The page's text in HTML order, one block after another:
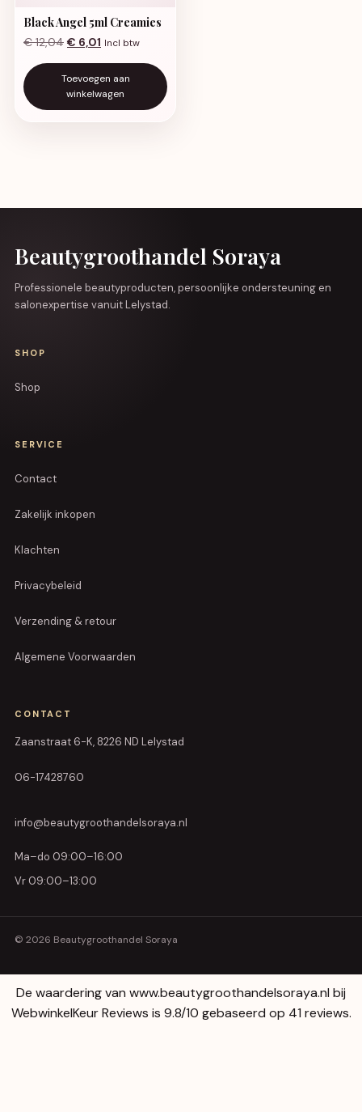
Black Angel 5ml Creamies
€12,04 Oorspronkelijke prijs was: € 12,04.
€ 6,01 Huidige prijs is: € 6,01.
Incl btw
Toevoegen aan
winkelwagen
Beautygroothandel Soraya
Professionele beautyproducten, persoonlijke ondersteuning en
salonexpertise vanuit Lelystad.
SHOP
Shop
SERVICE
Contact
Zakelijk inkopen
Klachten
Privacybeleid
Verzending & retour
Algemene Voorwaarden
CONTACT
Zaanstraat 6-K, 8226 ND Lelystad
06-17428760
info@beautygroothandelsoraya.nl
Ma–do 09:00–16:00
Vr 09:00–13:00
© 2026 Beautygroothandel Soraya
De waardering van www.beautygroothandelsoraya.nl bij
WebwinkelKeur Reviews is 9.8/10 gebaseerd op 41 reviews.